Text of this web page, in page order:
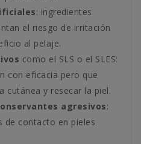
: ingredientes
el riesgo de irritación
al pelaje.
como el SLS o el SLES:
con eficacia pero que
cutánea y resecar la piel.
agresivos:
de contacto en pieles